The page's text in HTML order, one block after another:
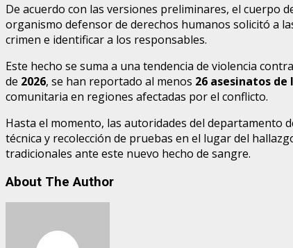
De acuerdo con las versiones preliminares, el cuerpo
organismo defensor de derechos humanos solicitó a
crimen e identificar a los responsables.
Este hecho se suma a una tendencia de violencia
de 2026, se han reportado al menos 26 asesinatos de
comunitaria en regiones afectadas por el conflicto.
Hasta el momento, las autoridades del departamento
técnica y recolección de pruebas en el lugar del
tradicionales ante este nuevo hecho de sangre.
About The Author